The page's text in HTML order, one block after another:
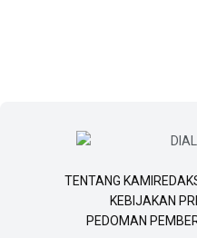
TENTANG KAMI
KEBIJAKAN
PEDOMAN